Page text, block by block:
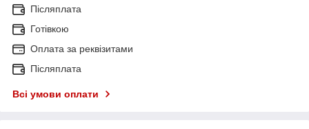
Післяплата
Готівкою
Оплата за реквізитами
Післяплата
Всі умови оплати